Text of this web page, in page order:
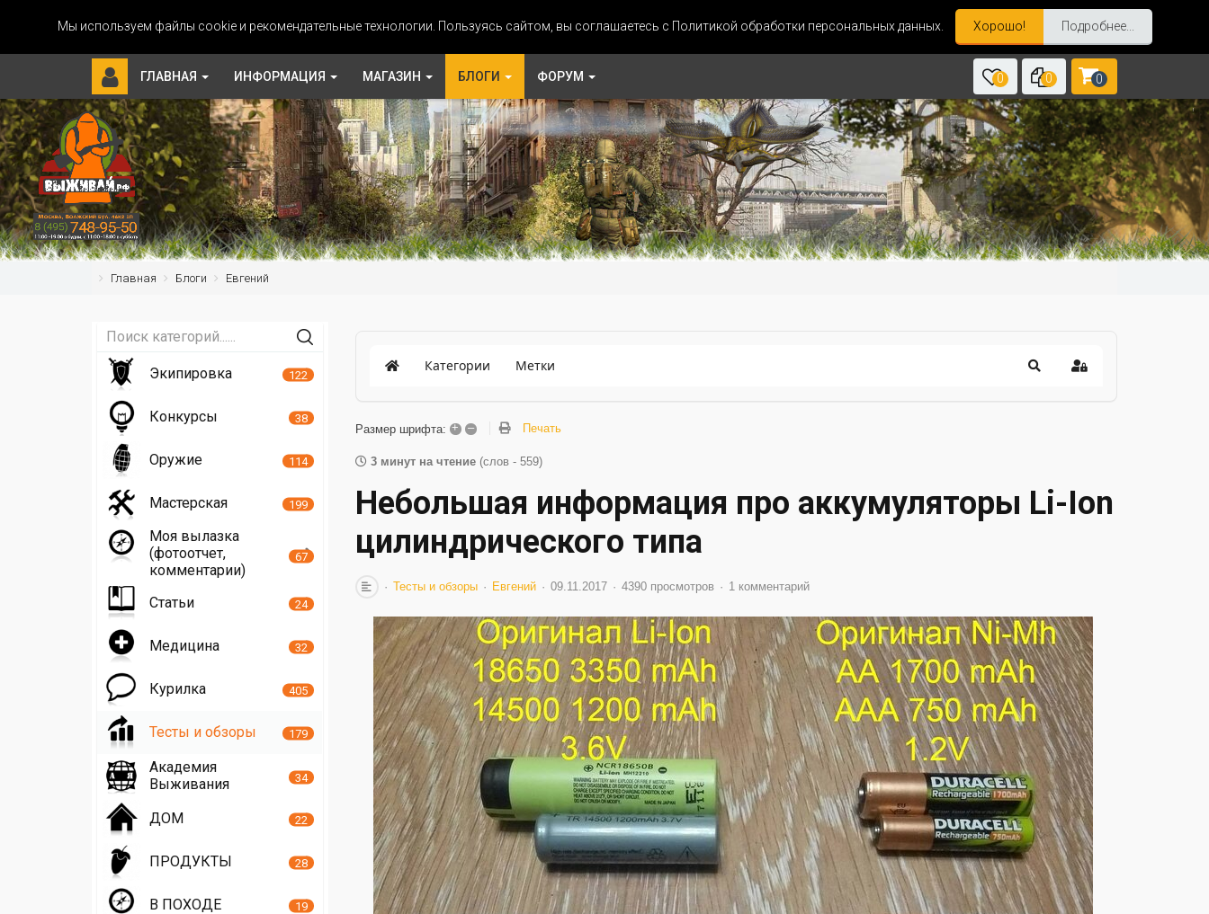
Мы используем файлы cookie и рекомендательные технологии. Пользуясь сайтом, вы соглашаетесь с Политикой обработки персональных данных. Хорошо! Подробнее...
ГЛАВНАЯ ИНФОРМАЦИЯ МАГАЗИН БЛОГИ ФОРУМ 0 0 0
Главная Блоги Евгений
Категории Метки
Размер шрифта: + – Печать
3 минут на чтение (слов - 559)
Небольшая информация про аккумуляторы Li-Ion
цилиндрического типа
Тесты и обзоры Евгений 09.11.2017 4390 просмотров 1 комментарий
Экипировка 122
Конкурсы 38
Оружие 114
Мастерская 199
Моя вылазка
(фотоотчет,
комментарии)
67
Статьи 24
Медицина 32
Курилка 405
Тесты и обзоры 179
Академия
Выживания
34
ДОМ 22
ПРОДУКТЫ 28
В ПОХОДЕ 19